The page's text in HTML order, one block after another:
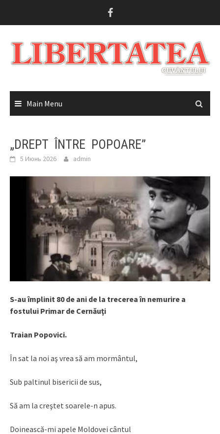
Main Menu
„DREPT ÎNTRE POPOARE”
5 Июнь 2026 admin
S-au împlinit 80 de ani de la trecerea în nemurire a
fostului Primar de Cernăuţi
Traian Popovici.
În sat la noi aş vrea să am mormântul,
Sub paltinul bisericii de sus,
Să am la creştet soarele-n apus.
Doinească-mi apele Moldovei cântul